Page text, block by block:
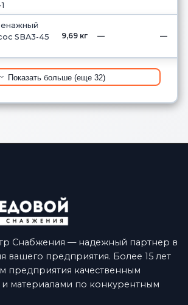
SBA3-45
9,69 кг — —
Показать больше (еще 32)
Снабжения — надежный партнер в
вашего предприятия. Более 15 лет
предприятия качественным
материалами по конкурентным